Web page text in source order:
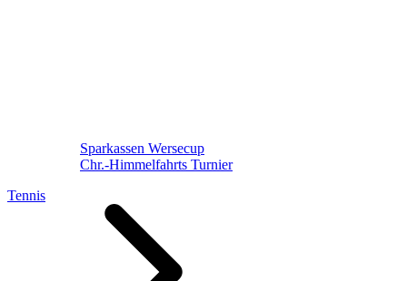
Sparkassen Wersecup
Chr.-Himmelfahrts Turnier
Tennis